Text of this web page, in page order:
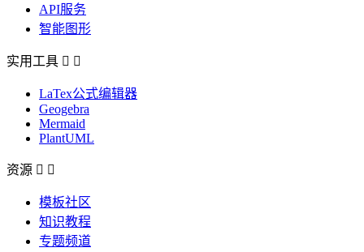
API服务
智能图形
实用工具  
LaTex公式编辑器
Geogebra
Mermaid
PlantUML
资源  
模板社区
知识教程
专题频道